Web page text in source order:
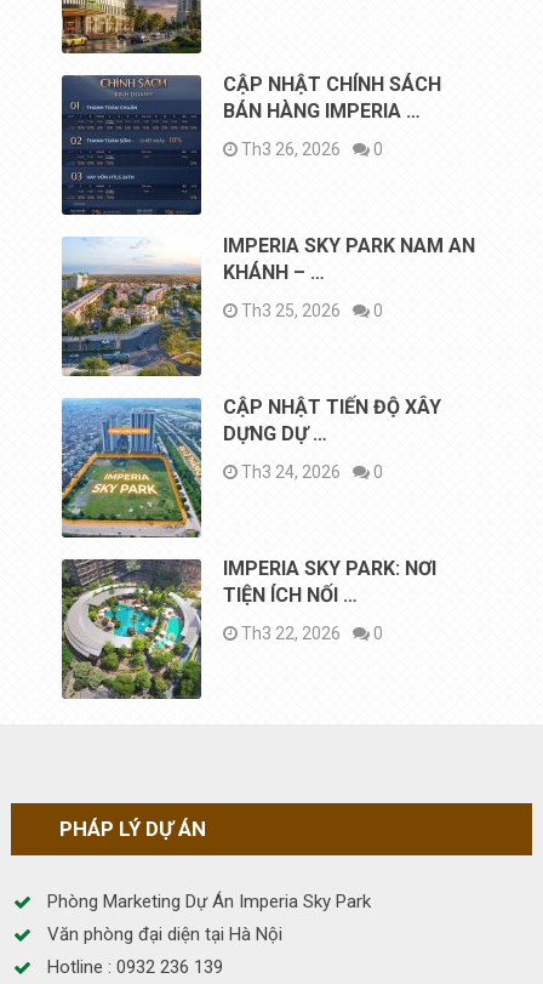
CẬP NHẬT CHÍNH SÁCH
BÁN HÀNG IMPERIA …
Th3 26, 2026 0
IMPERIA SKY PARK NAM AN
KHÁNH – …
Th3 25, 2026 0
CẬP NHẬT TIẾN ĐỘ XÂY
DỰNG DỰ …
Th3 24, 2026 0
IMPERIA SKY PARK: NƠI
TIỆN ÍCH NỐI …
Th3 22, 2026 0
PHÁP LÝ DỰ ÁN
Phòng Marketing Dự Án Imperia Sky Park
Văn phòng đại diện tại Hà Nội
Hotline : 0932 236 139